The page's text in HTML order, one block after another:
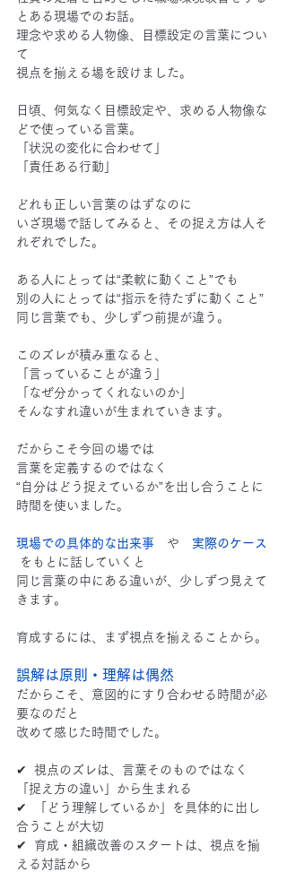
とある現場でのお話。
理念や求める人物像、目標設定の言葉につい
て
視点を揃える場を設けました。
日頃、何気なく目標設定や、求める人物像な
どで使っている言葉。
「状況の変化に合わせて」
「責任ある行動」
どれも正しい言葉のはずなのに
いざ現場で話してみると、その捉え方は人そ
れぞれでした。
ある人にとっては“柔軟に動くこと”でも
別の人にとっては“指示を待たずに動くこと”
同じ言葉でも、少しずつ前提が違う。
このズレが積み重なると、
「言っていることが違う」
「なぜ分かってくれないのか」
そんなすれ違いが生まれていきます。
だからこそ今回の場では
言葉を定義するのではなく
“自分はどう捉えているか”を出し合うことに
時間を使いました。
現場での具体的な出来事 や 実際のケース
をもとに話していくと
同じ言葉の中にある違いが、少しずつ見えて
きます。
育成するには、まず視点を揃えることから。
誤解は原則・理解は偶然
だからこそ、意図的にすり合わせる時間が必
要なのだと
改めて感じた時間でした。
✔  視点のズレは、言葉そのものではなく
「捉え方の違い」から生まれる
✔  「どう理解しているか」を具体的に出し
合うことが大切
✔  育成・組織改善のスタートは、視点を揃
える対話から